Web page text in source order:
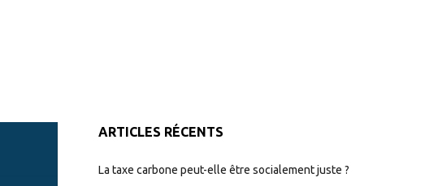
ARTICLES RÉCENTS
La taxe carbone peut-elle être socialement juste ?